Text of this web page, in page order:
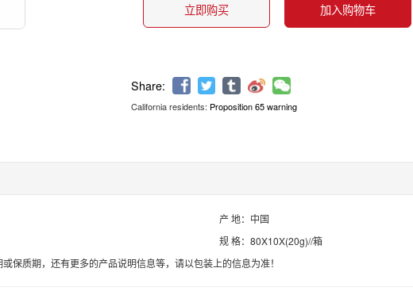
立即购买 加入购物车
California residents: Proposition 65 warning
产 地：中国
规 格：80X10X(20g)//箱
保质期，还有更多的产品说明信息等，请以包装上的信息为准！